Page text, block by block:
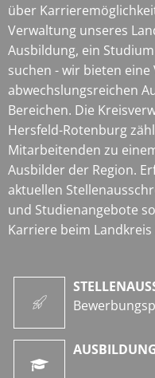
über
Verwaltung unseres
Ausbildung, ein
suchen - wir bieten
abwechslungsreichen
Bereichen. Die
Hersfeld-Rotenburg
Mitarbeitenden zu
Ausbilder der Region.
aktuellen
und Studienangebote
Karriere beim